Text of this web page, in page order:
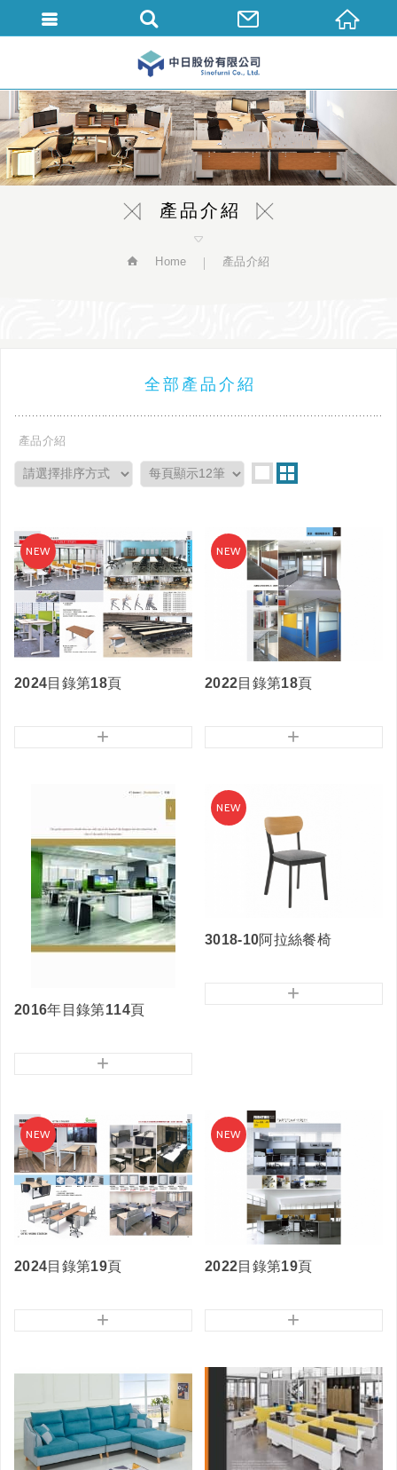
產品介紹
Home 產品介紹
全部產品介紹
產品介紹
2024目錄第18頁
+
2022目錄第18頁
+
2016年目錄第114頁
+
3018-10阿拉絲餐椅
+
2024目錄第19頁
+
2022目錄第19頁
+
繁體中文